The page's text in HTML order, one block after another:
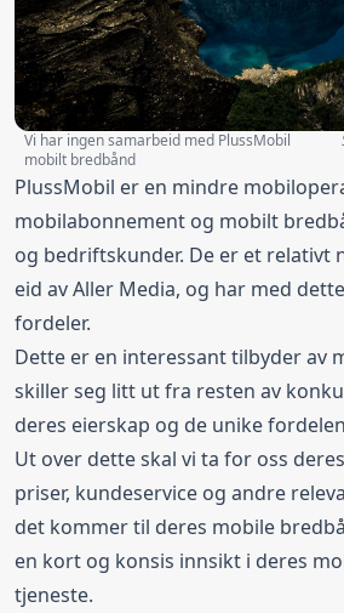
Vi har ingen samarbeid med PlussMobil
mobilt bredbånd
PlussMobil er en mindre
mobilabonnement og mobilt
og bedriftskunder. De er et relativt
eid av Aller Media, og har med
fordeler.
Dette er en interessant tilbyder av
skiller seg litt ut fra resten av
deres eierskap og de unike
Ut over dette skal vi ta for oss
priser, kundeservice og andre
det kommer til deres mobile
en kort og konsis innsikt i deres
tjeneste.